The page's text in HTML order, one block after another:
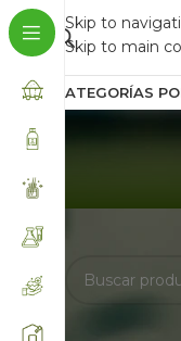
Skip to
Skip to main
CATEGORÍAS